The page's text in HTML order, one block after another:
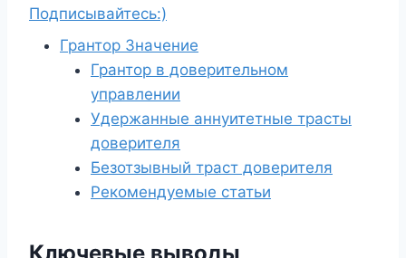
Подписывайтесь:)
Грантор Значение
Грантор в доверительном
управлении
Удержанные аннуитетные трасты
доверителя
Безотзывный траст доверителя
Рекомендуемые статьи